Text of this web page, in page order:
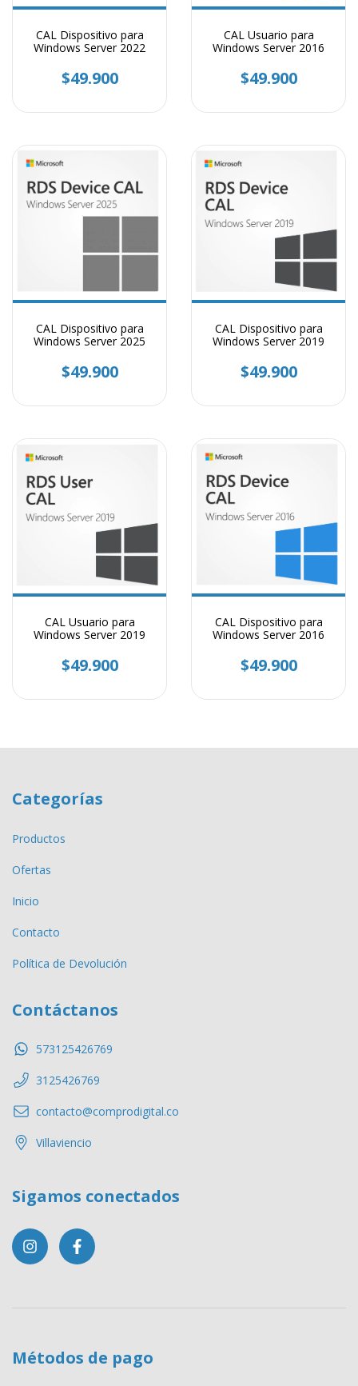
CAL Dispositivo para
Windows Server 2022
$49.900
CAL Usuario para
Windows Server 2016
$49.900
CAL Dispositivo para
Windows Server 2025
$49.900
CAL Dispositivo para
Windows Server 2019
$49.900
CAL Usuario para
Windows Server 2019
$49.900
CAL Dispositivo para
Windows Server 2016
$49.900
Categorías
Productos
Ofertas
Inicio
Contacto
Política de Devolución
Contáctanos
573125426769
3125426769
contacto@comprodigital.co
Villaviencio
Sigamos conectados
Métodos de pago